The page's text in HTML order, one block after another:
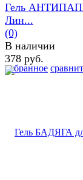
избранное
Гель
Лин...
(0)
В наличии
378 руб.